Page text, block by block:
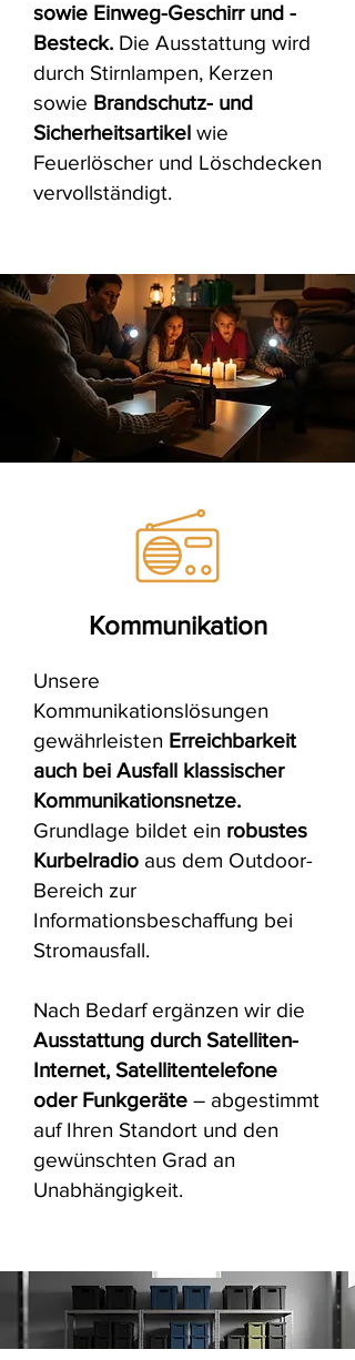
sowie Einweg-Geschirr und -
Besteck. Die Ausstattung wird
durch Stirnlampen, Kerzen
sowie Brandschutz- und
Sicherheitsartikel wie
Feuerlöscher und Löschdecken
vervollständigt.
Kommunikation
Unsere
Kommunikationslösungen
gewährleisten Erreichbarkeit
auch bei Ausfall klassischer
Kommunikationsnetze.
Grundlage bildet ein robustes
Kurbelradio aus dem Outdoor-
Bereich zur
Informationsbeschaffung bei
Stromausfall.
Nach Bedarf ergänzen wir die
Ausstattung durch Satelliten-
Internet, Satellitentelefone
oder Funkgeräte – abgestimmt
auf Ihren Standort und den
gewünschten Grad an
Unabhängigkeit.